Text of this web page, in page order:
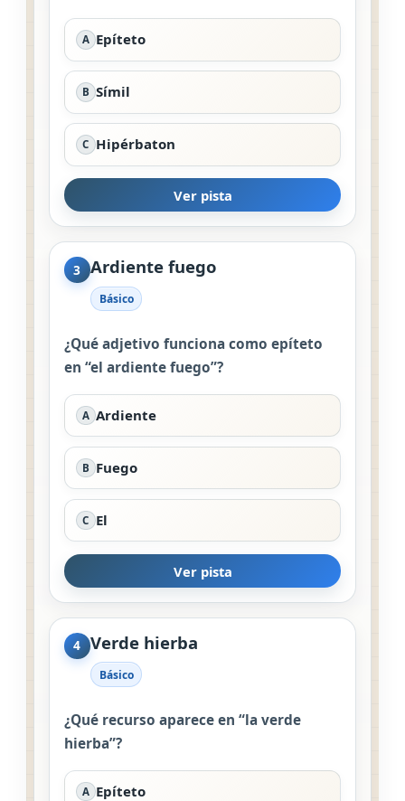
A Epíteto
B Símil
C Hipérbaton
Ver pista
3 Ardiente fuego
Básico
¿Qué adjetivo funciona como epíteto
en “el ardiente fuego”?
A Ardiente
B Fuego
C El
Ver pista
4 Verde hierba
Básico
¿Qué recurso aparece en “la verde
hierba”?
A Epíteto